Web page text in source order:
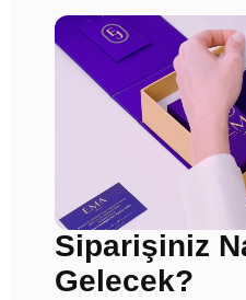
Siparişiniz
Gelecek?